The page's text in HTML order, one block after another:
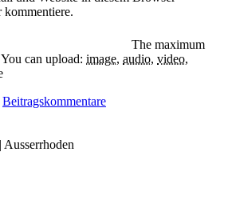
kommentiere.
The maximum
You can upload: image, audio, video,
Beitragskommentare